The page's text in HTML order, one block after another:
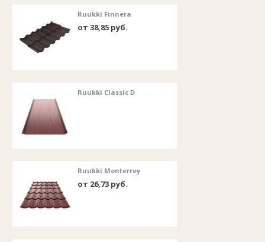
Ruukki Finnera
от 38,85 руб.
Ruukki Classic D
Ruukki Monterrey
от 26,73 руб.